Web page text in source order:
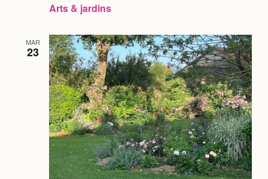
Arts & jardins
MAR
23